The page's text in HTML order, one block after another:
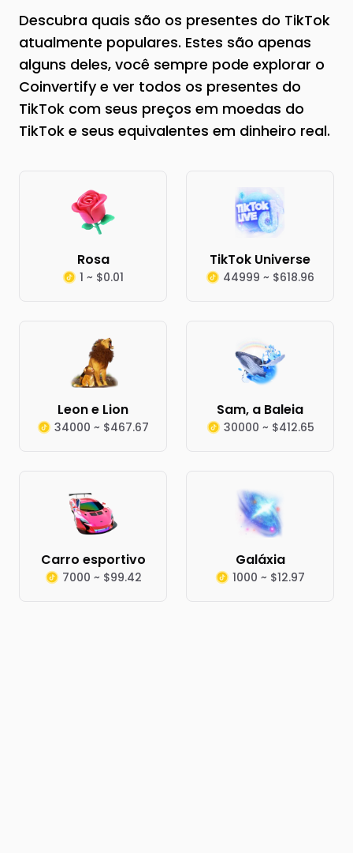
Descubra quais são os presentes do TikTok
atualmente populares. Estes são apenas
alguns deles, você sempre pode explorar o
Coinvertify e ver todos os presentes do
TikTok com seus preços em moedas do
TikTok e seus equivalentes em dinheiro real.
Rosa
1 ~ $0.01
TikTok Universe
44999 ~ $618.96
Leon e Lion
34000 ~ $467.67
Sam, a Baleia
30000 ~ $412.65
Carro esportivo
7000 ~ $99.42
Galáxia
1000 ~ $12.97